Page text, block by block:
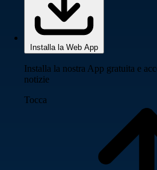
Installa la Web App
Installa la nostra App gratuita e
notizie
Tocca